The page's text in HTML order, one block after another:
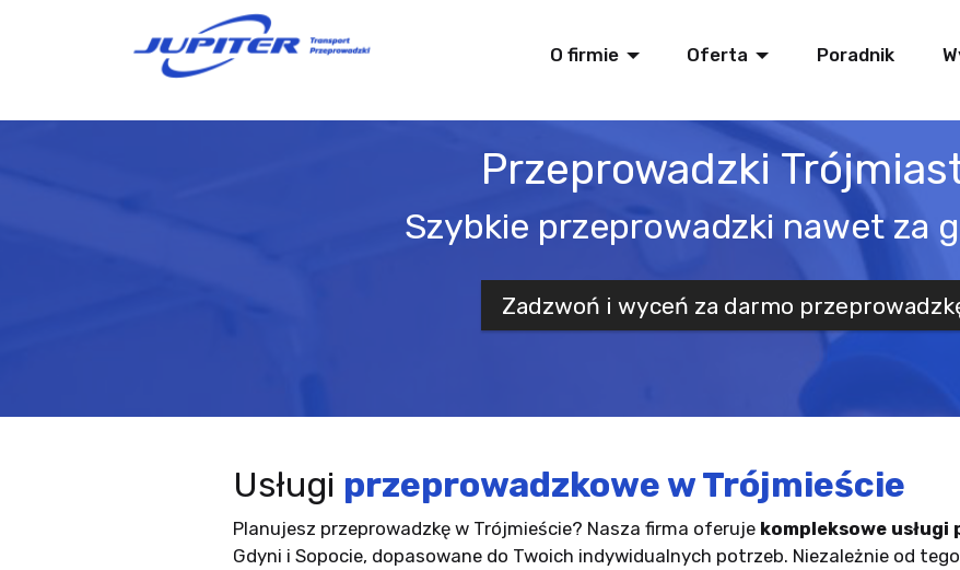
O firmie Oferta Poradnik
Przeprowadzki
Szybkie przeprowadzki nawet za
Zadzwoń i wyceń za darmo
Usługi przeprowadzkowe w Trójmieście
Planujesz przeprowadzkę w Trójmieście? Nasza firma oferuje kompleksowe
Gdyni i Sopocie, dopasowane do Twoich indywidualnych potrzeb. Niezależnie od